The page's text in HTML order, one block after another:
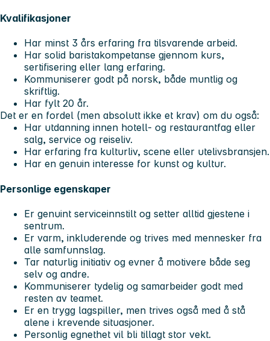
Kvalifikasjoner
Har minst 3 års erfaring fra tilsvarende arbeid.
Har solid baristakompetanse gjennom kurs,
sertifisering eller lang erfaring.
Kommuniserer godt på norsk, både muntlig og
skriftlig.
Har fylt 20 år.
Det er en fordel (men absolutt ikke et krav) om du også:
Har utdanning innen hotell- og restaurantfag eller
salg, service og reiseliv.
Har erfaring fra kulturliv, scene eller utelivsbransjen.
Har en genuin interesse for kunst og kultur.
Personlige egenskaper
Er genuint serviceinnstilt og setter alltid gjestene i
sentrum.
Er varm, inkluderende og trives med mennesker fra
alle samfunnslag.
Tar naturlig initiativ og evner å motivere både seg
selv og andre.
Kommuniserer tydelig og samarbeider godt med
resten av teamet.
Er en trygg lagspiller, men trives også med å stå
alene i krevende situasjoner.
Personlig egnethet vil bli tillagt stor vekt.